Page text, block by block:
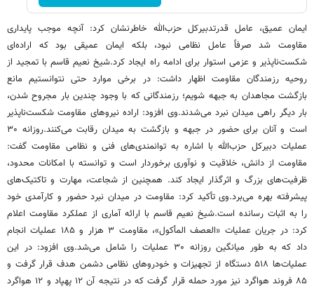
ایمان عمیق، عامل قدرتدبیرکل حزب‌الله خاطرنشان کرد: آنچه موجب پایداری
مقاومت شد صرفاً عامل نظامی نبود، بلکه ایمان عمیقی بود که اراده‌ای
شکست‌ناپذیر و عزمی استوار برای ادامه راه ایجاد کرد.شیخ نعیم قاسم با تمجید از
روحیه رزمندگان مقاومت اظهار داشت: در برخی موارد حتی نتوانستیم مانع
بازگشت مجاهدان به جبهه شویم؛ رزمندگانی که با وجود چندین بار مجروح شدن،
بار دیگر راهی میدان نبرد می‌شدند.وی افزود: اراده نیروهای مقاومت شکست‌ناپذیر
است و آنان برای حضور در جبهه و بازگشت به میدان رقابت می‌کنند.روزانه ۳۰
عملیات دبیرکل حزب‌الله با اشاره به توانمندی‌های فنی و نظامی مقاومت گفت:
مقاومت از دانش، خلاقیت و نوآوری برخوردار است و توانسته با امکانات محدود،
ظرفیت‌های بزرگ و اثرگذار ایجاد کند. همچنین از شجاعت، مهارت و تاکتیک‌های
پیشرفته بهره می‌برد.وی تأکید کرد: مقاومت در میدان نبرد حضور و کارآمدی خود
را به اثبات رسانده است.شیخ نعیم قاسم با ارائه آماری از عملکرد مقاومت اعلام
کرد: در جریان عملیات «العصف المأکول»، مقاومت ۳ هزار و ۱۸۵ عملیات انجام
داد که به طور میانگین روزانه ۳۰ عملیات را شامل می‌شد.وی افزود: در این
عملیات‌ها ۵۱۸ دستگاه از تجهیزات و خودروهای نظامی دشمن هدف قرار گرفت و
۸۵ فروند هواگرد نیز مورد حمله قرار گرفت که در نتیجه آن ۱۲ پهپاد و ۱۲ هواگرد